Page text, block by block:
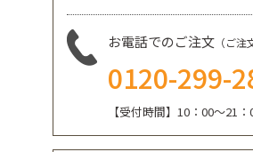
お電話でのご注文 （ご注
0120-299-
【受付時間】10：00～21：